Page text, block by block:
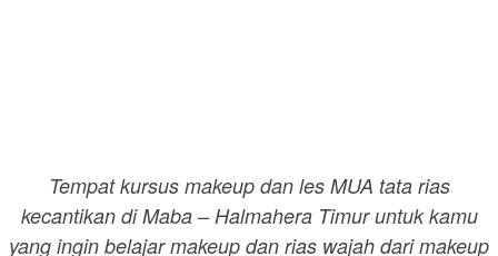
Tempat kursus makeup dan les MUA tata rias
kecantikan di Maba – Halmahera Timur untuk kamu
yang ingin belajar makeup dan rias wajah dari makeup